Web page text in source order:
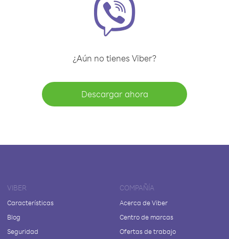
¿Aún no tienes Viber?
Descargar ahora
VIBER
Características
Blog
Seguridad
COMPAÑÍA
Acerca de Viber
Centro de marcas
Ofertas de trabajo